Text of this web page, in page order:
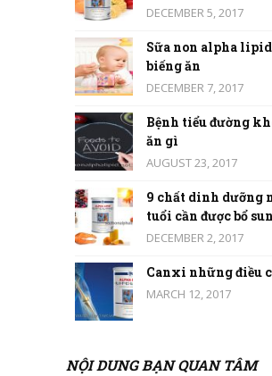
DECEMBER 5, 2017
Sữa non alpha
biếng ăn
DECEMBER 7, 2017
Bệnh tiểu đường
ăn gì
AUGUST 23, 2017
9 chất dinh dưỡng
tuổi cần được bổ
DECEMBER 2, 2017
Canxi những điều
MARCH 12, 2017
NỘI DUNG BẠN QUAN TÂM